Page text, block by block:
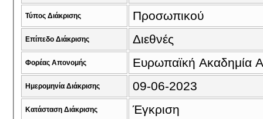
Τύπος Διάκρισης Προσωπικού
Επίπεδο Διάκρισης Διεθνές
Φορέας Απονομής Ευρωπαϊκή Ακαδημία
Ημερομηνία Διάκρισης 09-06-2023
Κατάσταση Διάκρισης Έγκριση